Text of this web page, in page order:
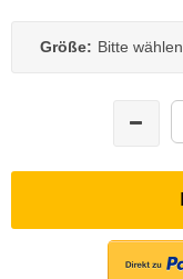
Größe: Bitte wählen